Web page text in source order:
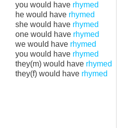
you would have rhymed
he would have rhymed
she would have rhymed
one would have rhymed
we would have rhymed
you would have rhymed
they(m) would have rhymed
they(f) would have rhymed